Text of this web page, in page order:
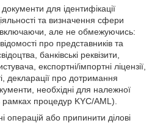
для ідентифікації
та визначення сфери
включаючи, але не обмежуючись:
про представників та
банківські реквізити,
експортні/імпортні ліцензії,
декларації про дотримання
необхідні для належної
рамках процедур KYC/AML).
операцій або припинити ділові